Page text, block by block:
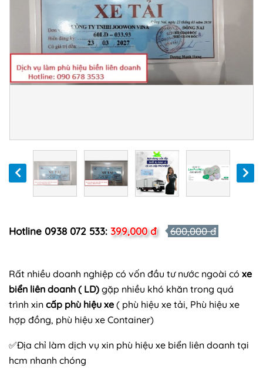
Hotline 0938 072 533: 399,000 đ 600,000 đ
Rất nhiều doanh nghiệp có vốn đầu tư nước ngoài có xe
biển liên doanh ( LD) gặp nhiều khó khăn trong quá
trình xin cấp phù hiệu xe ( phù hiệu xe tải, Phù hiệu xe
hợp đồng, phù hiệu xe Container)
✅Địa chỉ làm dịch vụ xin phù hiệu xe biển liên doanh tại
hcm nhanh chóng